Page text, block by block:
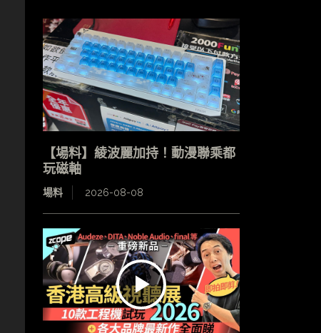
【場料】綾波麗加持！動漫聯乘都
玩磁軸
場料 2026-08-08